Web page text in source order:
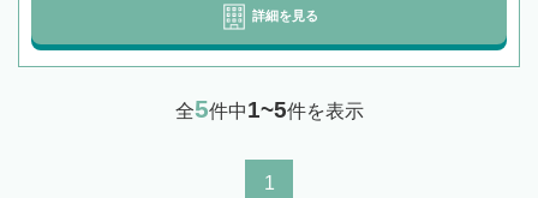
詳細を見る
全5件中1~5件を表示
1